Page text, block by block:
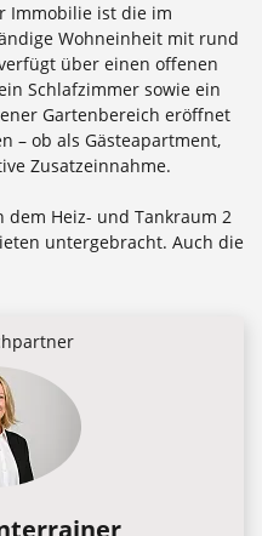
Immobilie ist die im
Wohneinheit mit rund
über einen offenen
Schlafzimmer sowie ein
Gartenbereich eröffnet
– ob als Gästeapartment,
Zusatzeinnahme.
dem Heiz- und Tankraum 2
untergebracht. Auch die